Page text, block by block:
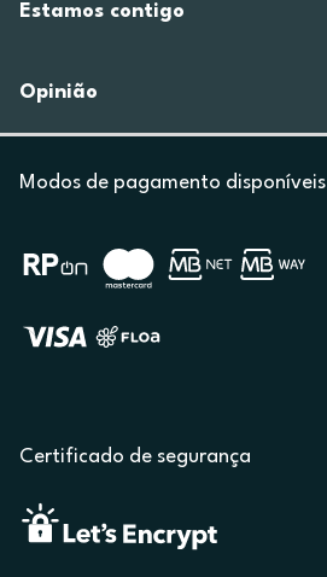
Estamos contigo
Opinião
Modos de pagamento disponíveis
Certificado de segurança